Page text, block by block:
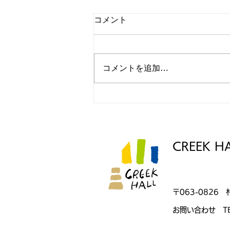
コメント
コメントを追加…
CREEK
〒063-0826 札
お問い合わせ